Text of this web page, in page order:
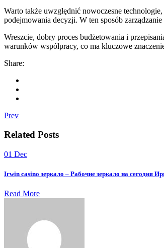
Warto także uwzględnić nowoczesne
podejmowania decyzji. W ten sposób
Wreszcie, dobry proces budżetowania i
warunków współpracy, co ma kluczowe
Share:
Prev
Related Posts
01 Dec
Irwin casino зеркало – Рабочие зеркало на сегодня
Read More